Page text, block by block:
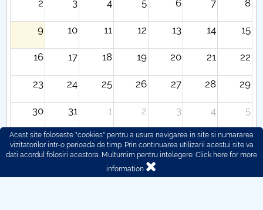
2 3 4 5 6 7 8
9 10 11 12 13 14 15
16 17 18 19 20 21 22
23 24 25 26 27 28 29
30 31 1 2 3 4 5
Acest site foloseste "cookies" pentru a usura navigarea in site si numararea
vizitatorilor intr-o perioada de timp. Prin continuarea utilizarii acestui site va
dati acordul folosiri acestora. Multumim pentru intelegere. Click here for more
information